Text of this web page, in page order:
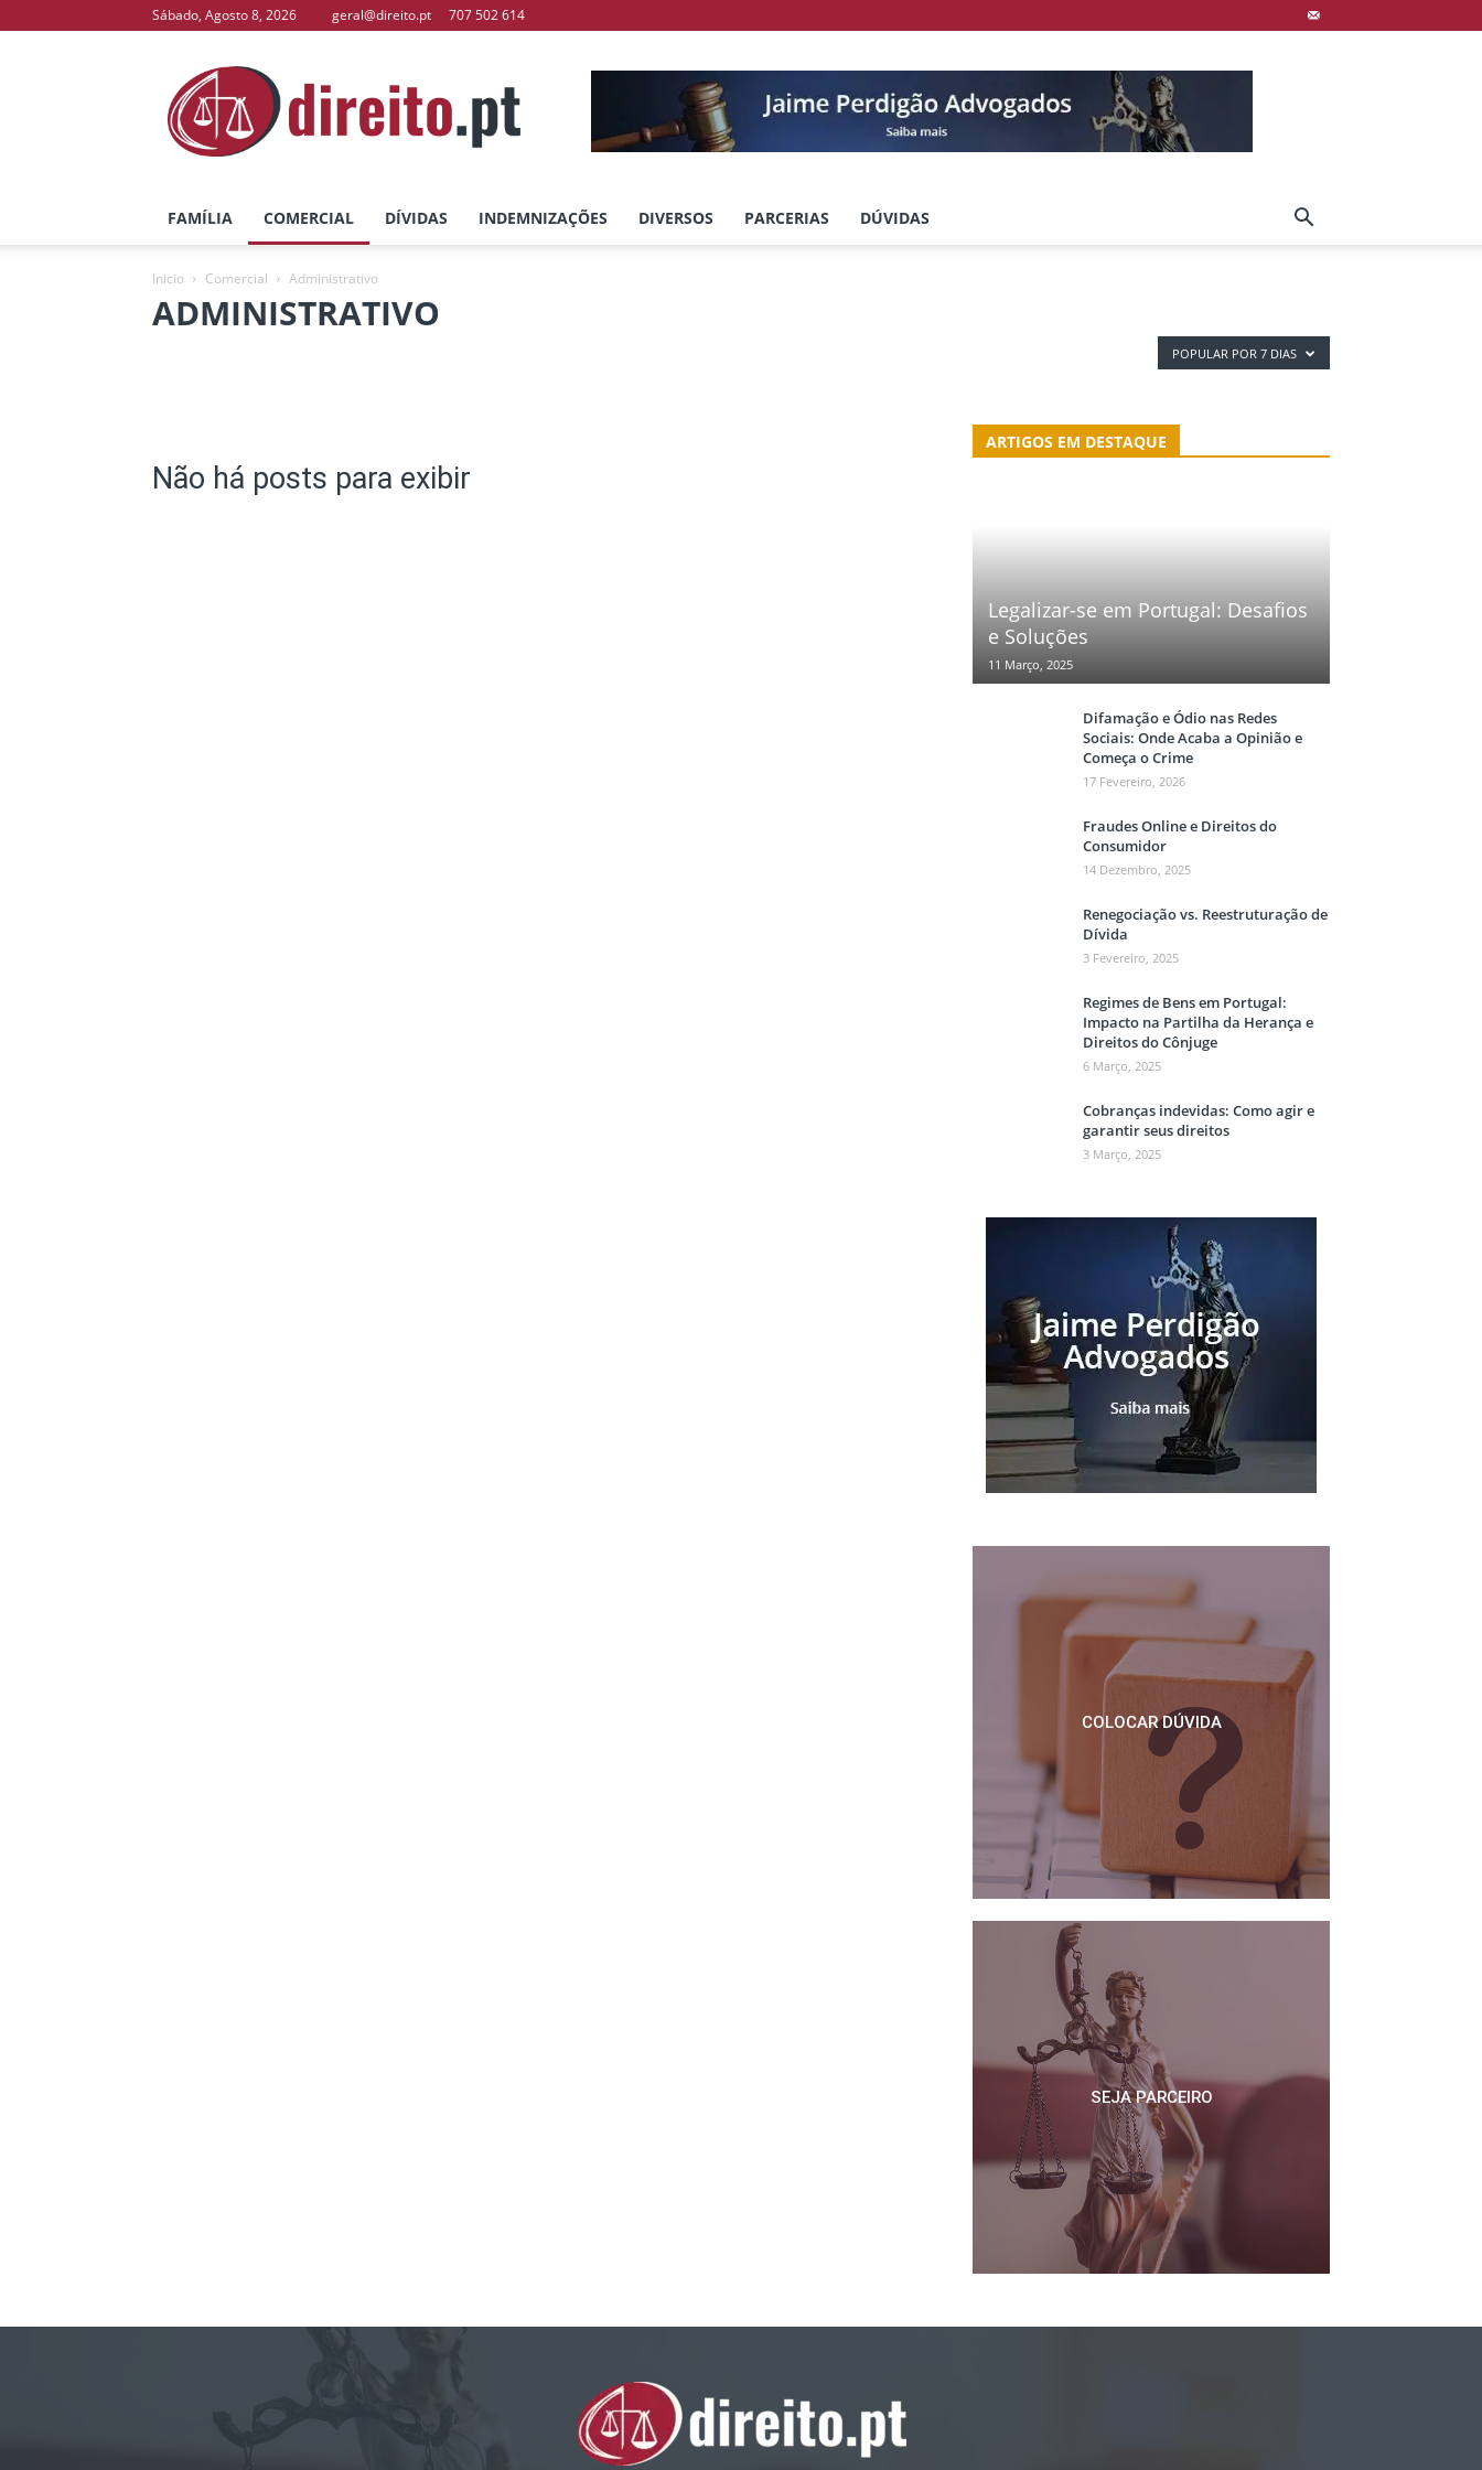
Sábado, Agosto 8, 2026 geral@direito.pt 707 502 614
direito.pt
–
O
Seu
Direito
FAMÍLIA COMERCIAL DÍVIDAS INDEMNIZAÇÕES DIVERSOS PARCERIAS DÚVIDAS
Inicio Comercial Administrativo
ADMINISTRATIVO
POPULAR POR 7 DIAS
Não há posts para exibir
ARTIGOS EM DESTAQUE
Legalizar-se em Portugal: Desafios
e Soluções
11 Março, 2025
Difamação e Ódio nas Redes
Sociais: Onde Acaba a Opinião e
Começa o Crime
17 Fevereiro, 2026
Fraudes Online e Direitos do
Consumidor
14 Dezembro, 2025
Renegociação vs. Reestruturação de
Dívida
3 Fevereiro, 2025
Regimes de Bens em Portugal:
Impacto na Partilha da Herança e
Direitos do Cônjuge
6 Março, 2025
Cobranças indevidas: Como agir e
garantir seus direitos
3 Março, 2025
COLOCAR DÚVIDA
SEJA PARCEIRO